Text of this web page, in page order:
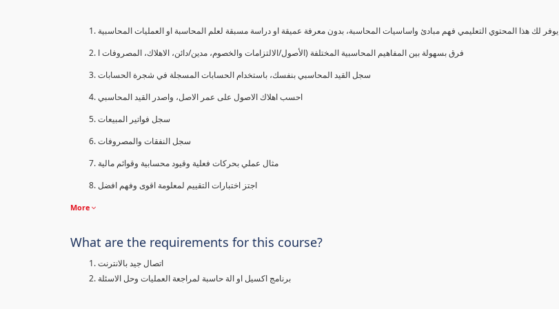
يوفر لك هذا المحتوي التعليمي فهم مبادئ واساسيات المحاسبة، بدون معرفة عميقة او دراسة مسبقة لعلم المحاسبة او العمليات المحاسبية
فرق بسهولة بين المفاهيم المحاسبية المختلفة (الأصول/الالتزامات والخصوم، مدين/دائن، الاهلاك، المصروفات ا
سجل القيد المحاسبي بنفسك، باستخدام الحسابات المسجلة في شجرة الحسابات
احسب اهلاك الاصول على عمر الاصل، واصدر القيد المحاسبي
سجل فواتير المبيعات
سجل النفقات والمصروفات
مثال عملي بحركات فعلية وقيود محسابية وقوائم مالية
اجتز اختبارات التقييم لمعلومة اقوى وفهم افضل
More
What are the requirements for this course?
اتصال جيد بالانترنت
برنامج اكسيل او الة حاسبة لمراجعة العمليات وحل الاسئلة